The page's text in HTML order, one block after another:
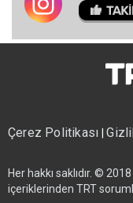
Çerez Politikası |
Her hakkı saklıdır. ©
içeriklerinden TRT